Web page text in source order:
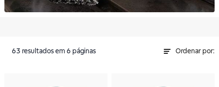
63 resultados em 6 páginas Ordenar por: